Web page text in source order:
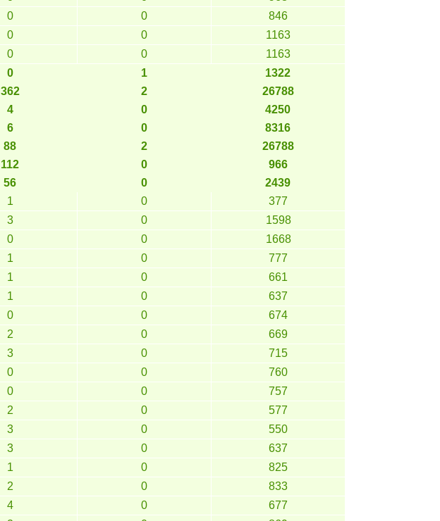
0 0
846
0 0
1163
0 0
1163
0 1
1322
362 2
26788
4 0
4250
6 0
8316
88 2
26788
112 0
966
56 0
2439
1 0
377
3 0
1598
0 0
1668
1 0
777
1 0
661
1 0
637
0 0
674
2 0
669
3 0
715
0 0
760
0 0
757
2 0
577
3 0
550
3 0
637
1 0
825
2 0
833
4 0
677